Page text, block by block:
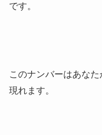
です。
このナンバーはあな
現れます。